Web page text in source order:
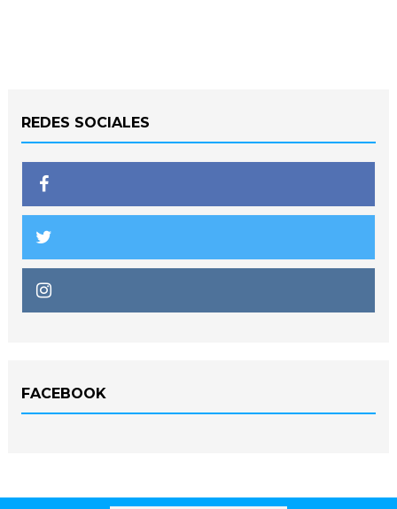
REDES SOCIALES
FACEBOOK